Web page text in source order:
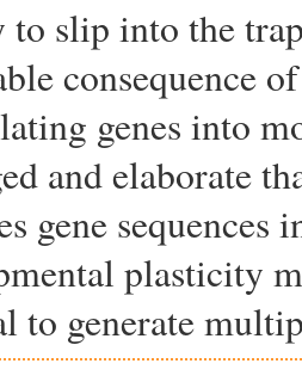
to slip into the
consequence
genes into
and elaborate
gene sequences
plasticity
to generate